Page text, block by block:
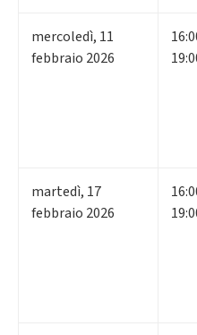
mercoledì, 11
febbraio 2026
martedì, 17
febbraio 2026